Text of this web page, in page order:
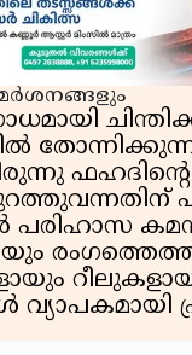
ഫഹദിന്റെ
പരിഹാസ